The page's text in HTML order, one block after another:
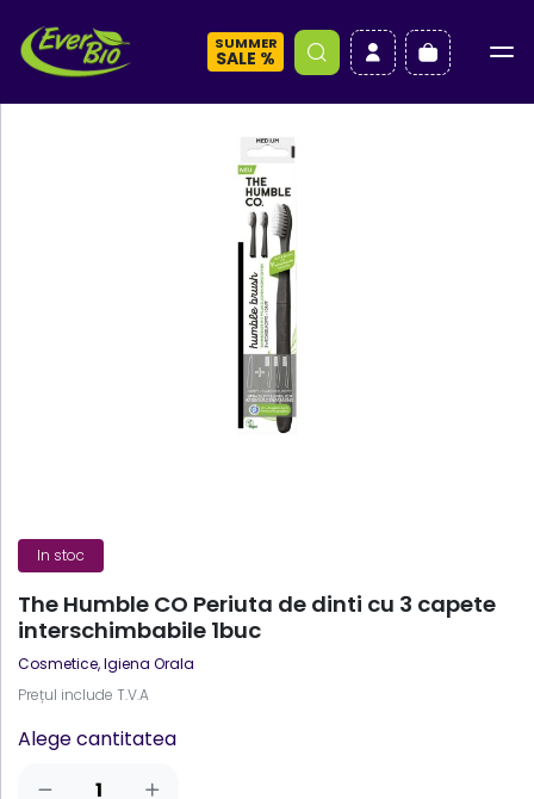
SUMMER
SALE %
In stoc
The Humble CO Periuta de dinti cu 3 capete
interschimbabile 1buc
Cosmetice,Igiena Orala
Prețul include T.V.A
Alege cantitatea